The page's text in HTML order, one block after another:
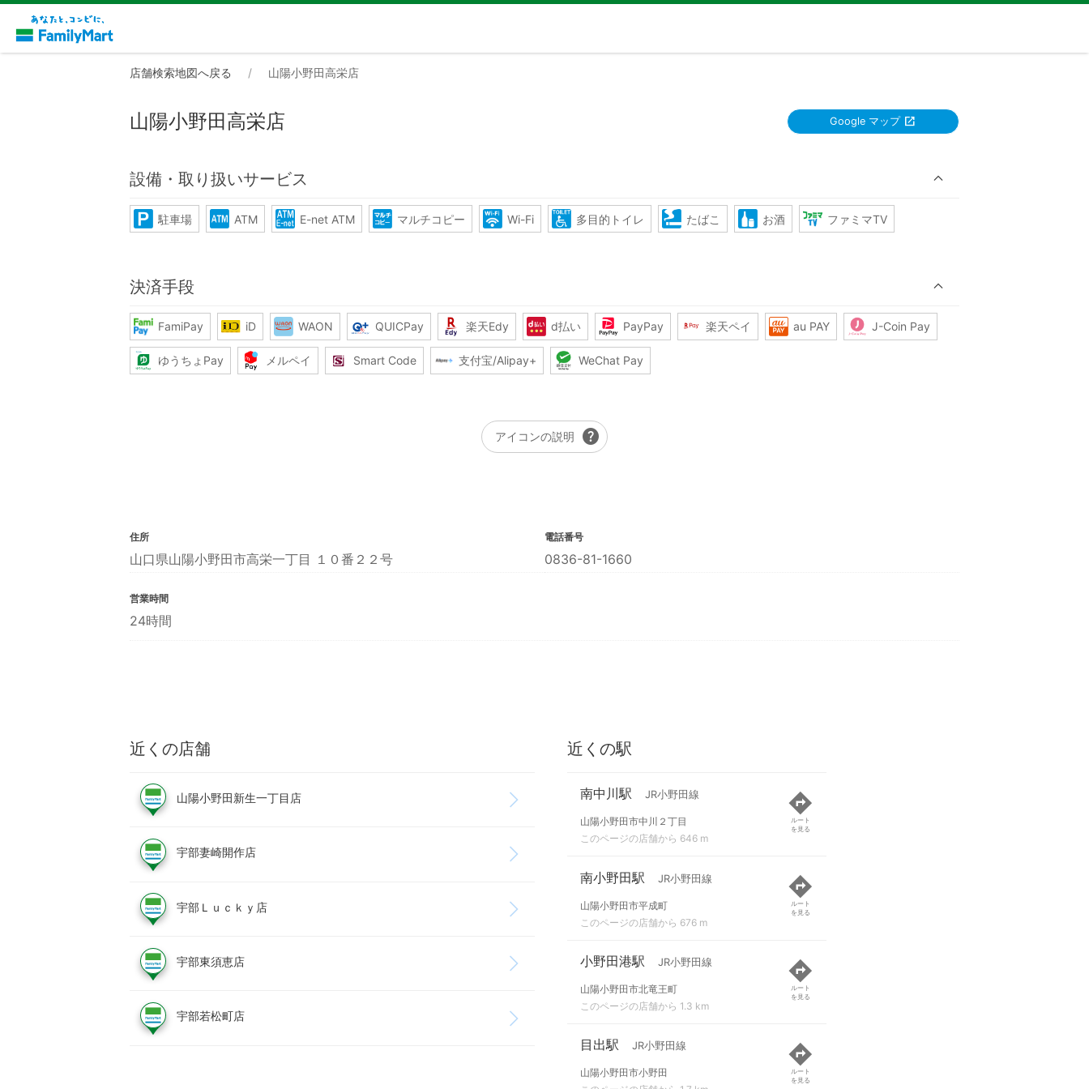
店舗検索地図へ戻る 山陽小野田高栄店
山陽小野田高栄店 Google マップ
設備・取り扱いサービス
駐車場 ATM E-net ATM マルチコピー Wi-Fi 多目的トイレ たばこ お酒 ファミマTV
決済手段
FamiPay iD WAON QUICPay 楽天Edy d払い PayPay 楽天ペイ au PAY J-Coin Pay
ゆうちょPay メルペイ Smart Code 支付宝/Alipay+ WeChat Pay
アイコンの説明 help
住所
山口県山陽小野田市高栄一丁目 １０番２２号
電話番号
0836-81-1660
営業時間
24時間
近くの店舗
山陽小野田新生一丁目店
宇部妻崎開作店
宇部Ｌｕｃｋｙ店
宇部東須恵店
宇部若松町店
近くの駅
南中川駅 JR小野田線
山陽小野田市中川２丁目
このページの店舗から 646 m
ルート
を見る
南小野田駅 JR小野田線
山陽小野田市平成町
このページの店舗から 676 m
ルート
を見る
小野田港駅 JR小野田線
山陽小野田市北竜王町
このページの店舗から 1.3 km
ルート
を見る
目出駅 JR小野田線
山陽小野田市小野田
ルート
を見る